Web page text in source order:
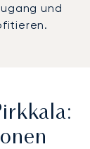
und